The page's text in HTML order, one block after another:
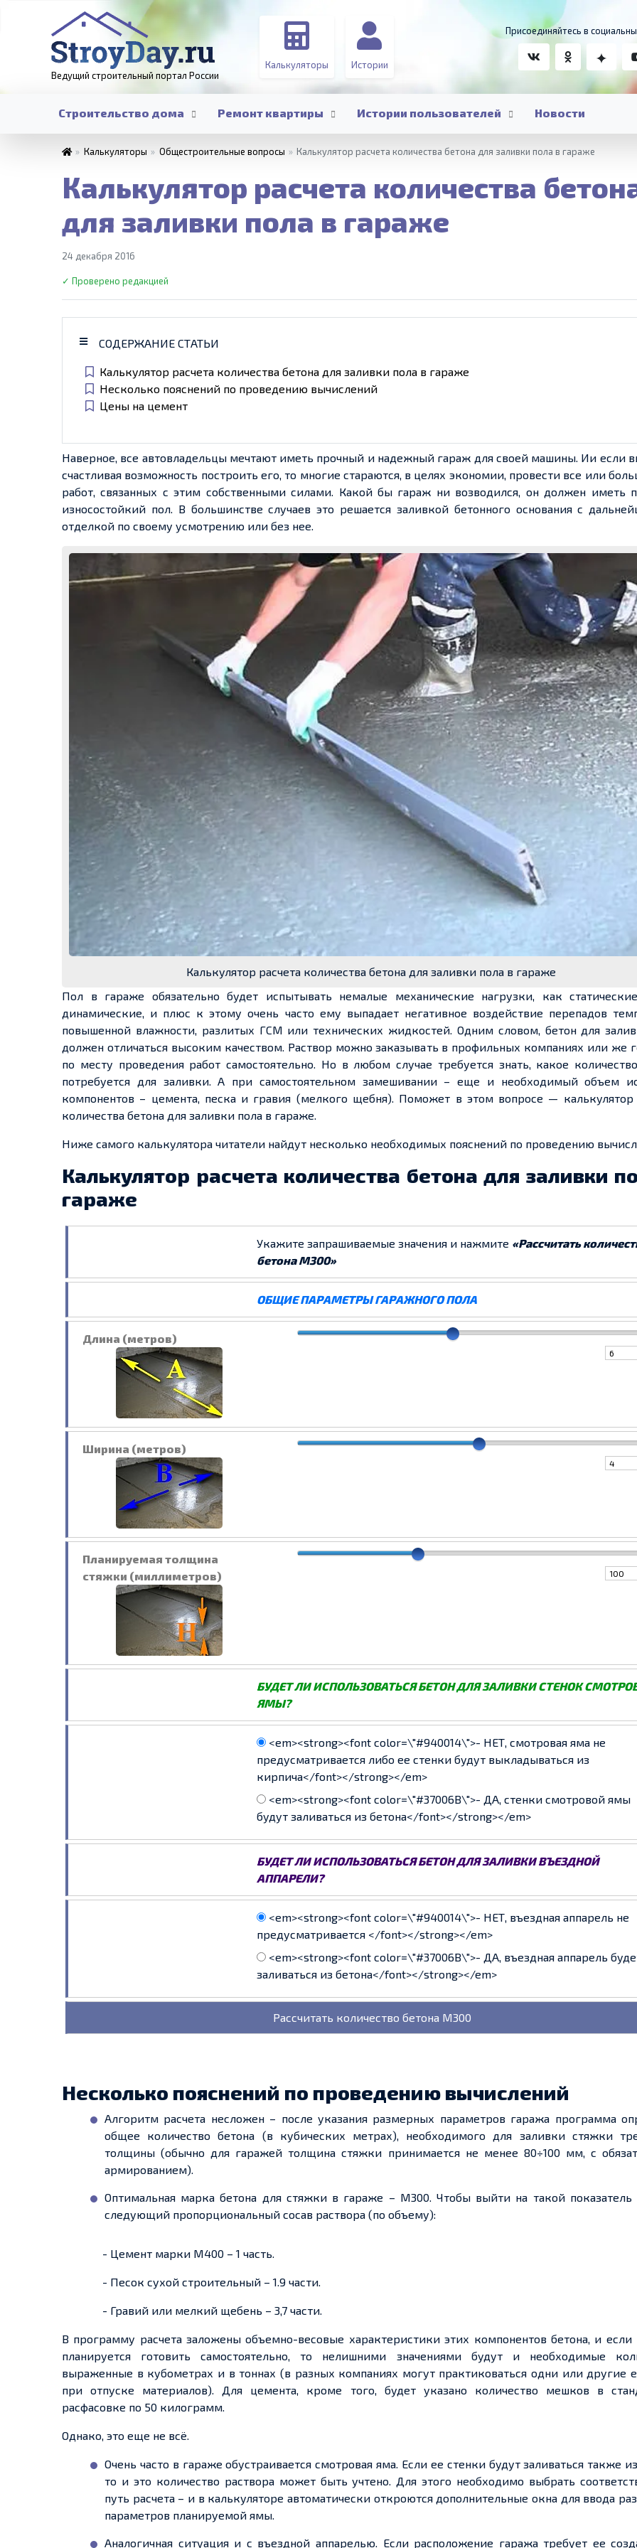
Ведущий строительный портал России
Калькуляторы Истории
Присоединяйтесь в
Строительство дома Ремонт квартиры Истории пользователей Новости
» Калькуляторы » Общестроительные вопросы » Калькулятор расчета количества бетона для заливки пола в гараже
Калькулятор расчета количества
для заливки пола в гараже
24 декабря 2016
✓ Проверено редакцией
СОДЕРЖАНИЕ СТАТЬИ
Калькулятор расчета количества бетона для заливки пола в гараже
Несколько пояснений по проведению вычислений
Цены на цемент
Наверное, все автовладельцы мечтают иметь прочный и надежный гараж для своей машины. Ии если
счастливая возможность построить его, то многие стараются, в целях экономии, провести все или
работ, связанных с этим собственными силами. Какой бы гараж ни возводился, он должен иметь
износостойкий пол. В большинстве случаев это решается заливкой бетонного основания с
отделкой по своему усмотрению или без нее.
Калькулятор расчета количества бетона для заливки пола в гараже
Пол в гараже обязательно будет испытывать немалые механические нагрузки, как
динамические, и плюс к этому очень часто ему выпадает негативное воздействие перепадов
повышенной влажности, разлитых ГСМ или технических жидкостей. Одним словом, бетон для
должен отличаться высоким качеством. Раствор можно заказывать в профильных компаниях или же
по месту проведения работ самостоятельно. Но в любом случае требуется знать, какое
потребуется для заливки. А при самостоятельном замешивании – еще и необходимый объем
компонентов – цемента, песка и гравия (мелкого щебня). Поможет в этом вопросе — калькулятор
количества бетона для заливки пола в гараже.
Ниже самого калькулятора читатели найдут несколько необходимых пояснений по проведению
Калькулятор расчета количества бетона для заливки
гараже
Укажите запрашиваемые значения и нажмите «Рассчитать
бетона М300»
ОБЩИЕ ПАРАМЕТРЫ ГАРАЖНОГО ПОЛА
Длина (метров)
Ширина (метров)
Планируемая толщина
стяжки (миллиметров)
БУДЕТ ЛИ ИСПОЛЬЗОВАТЬСЯ БЕТОН ДЛЯ ЗАЛИВКИ СТЕНОК
ЯМЫ?
<em><strong><font color=\"#940014\">- НЕТ, смотровая яма не
предусматривается либо ее стенки будут выкладываться из
кирпича</font></strong></em>
<em><strong><font color=\"#37006B\">- ДА, стенки смотровой ямы
будут заливаться из бетона</font></strong></em>
БУДЕТ ЛИ ИСПОЛЬЗОВАТЬСЯ БЕТОН ДЛЯ ЗАЛИВКИ ВЪЕЗДНОЙ
АППАРЕЛИ?
<em><strong><font color=\"#940014\">- НЕТ, въездная аппарель не
предусматривается </font></strong></em>
<em><strong><font color=\"#37006B\">- ДА, въездная аппарель
заливаться из бетона</font></strong></em>
Несколько пояснений по проведению вычислений
Алгоритм расчета несложен – после указания размерных параметров гаража программа
общее количество бетона (в кубических метрах), необходимого для заливки стяжки
толщины (обычно для гаражей толщина стяжки принимается не менее 80÷100 мм, с
армированием).
Оптимальная марка бетона для стяжки в гараже – М300. Чтобы выйти на такой показатель
следующий пропорциональный сосав раствора (по объему):
- Цемент марки М400 – 1 часть.
- Песок сухой строительный – 1.9 части.
- Гравий или мелкий щебень – 3,7 части.
В программу расчета заложены объемно-весовые характеристики этих компонентов бетона, и если
планируется готовить самостоятельно, то нелишними значениями будут и необходимые
выраженные в кубометрах и в тоннах (в разных компаниях могут практиковаться одни или другие
при отпуске материалов). Для цемента, кроме того, будет указано количество мешков в
расфасовке по 50 килограмм.
Однако, это еще не всё.
Очень часто в гараже обустраивается смотровая яма. Если ее стенки будут заливаться также
то и это количество раствора может быть учтено. Для этого необходимо выбрать
путь расчета – и в калькуляторе автоматически откроются дополнительные окна для ввода
параметров планируемой ямы.
Аналогичная ситуация и с въездной аппарелью. Если расположение гаража требует ее